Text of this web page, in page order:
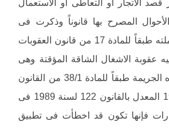
الاتجار أو التعاطى أو الاستعمال
المصرح بها قانوناً وذكرت فى
حكمها أنها رأت معاملته طبقاً للمادة 17 من قانون العقوبات
عقوبة الاشغال الشاقة المؤقتة وهى
العقوبة المقررة لهذه الجريمة طبقاً للمادة 38/1 من القانون
رقم 182 لسنة 1960 المعدل بالقانون 122 لسنة 1989 فى
فإنها تكون قد اخطأت فى تطبيق